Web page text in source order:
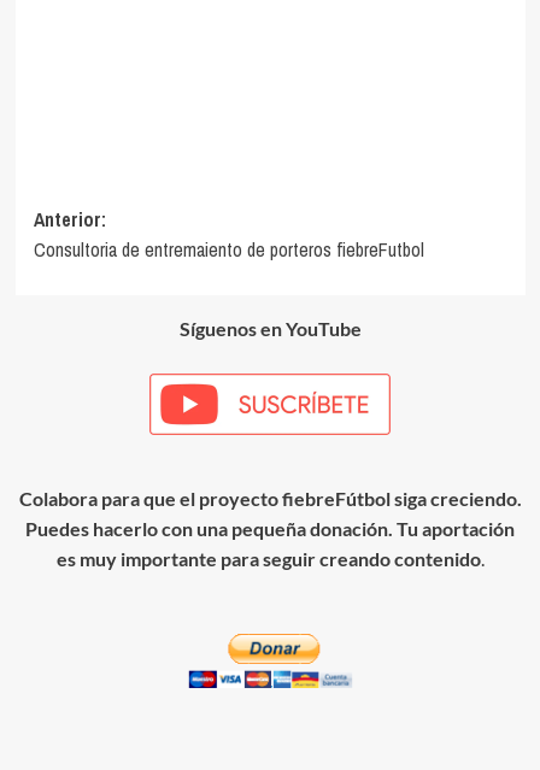
Navegación
de
Anterior:
Consultoria de entremaiento de porteros fiebreFutbol
Síguenos en YouTube
Colabora para que el proyecto fiebreFútbol siga creciendo.
Puedes hacerlo con una pequeña donación. Tu aportación
es muy importante para seguir creando contenido.